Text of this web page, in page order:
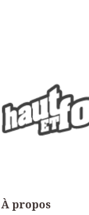
À propos